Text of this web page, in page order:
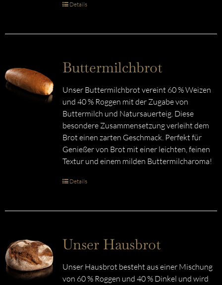
Details
Buttermilchbrot
Unser Buttermilchbrot vereint 60 % Weizen
und 40 % Roggen mit der Zugabe von
Buttermilch und Natursauerteig. Diese
besondere Zusammensetzung verleiht dem
Brot einen zarten Geschmack. Perfekt für
Genießer von Brot mit einer leichten, feinen
Textur und einem milden Buttermilcharoma!
Details
Unser Hausbrot
Unser Hausbrot besteht aus einer Mischung
von 60 % Roggen und 40 % Dinkel und wird